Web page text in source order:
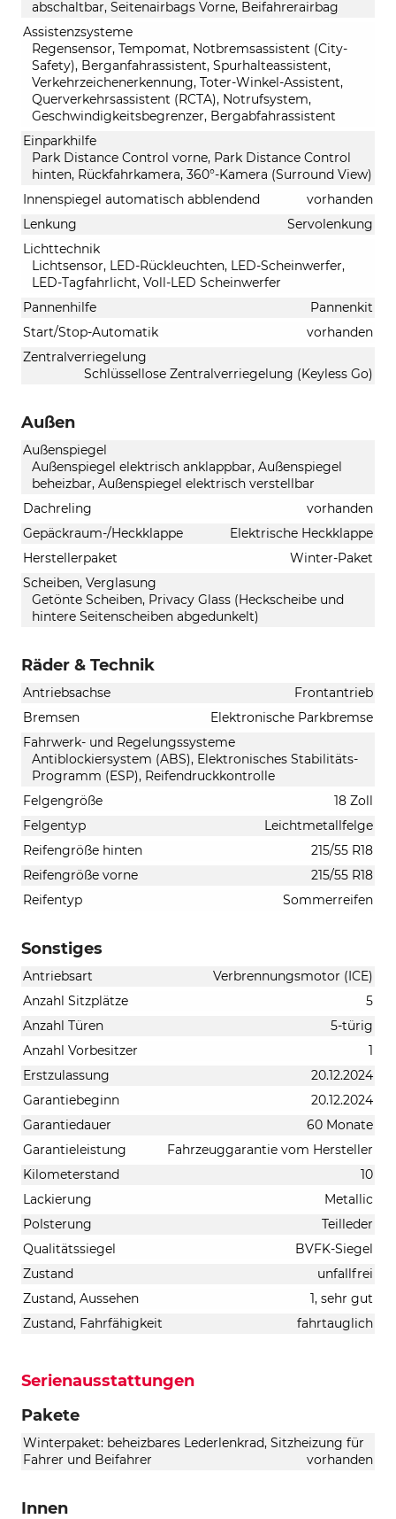
abschaltbar, Seitenairbags Vorne, Beifahrerairbag
Assistenzsysteme
Regensensor, Tempomat, Notbremsassistent (City-
Safety), Berganfahrassistent, Spurhalteassistent,
Verkehrzeichenerkennung, Toter-Winkel-Assistent,
Querverkehrsassistent (RCTA), Notrufsystem,
Geschwindigkeitsbegrenzer, Bergabfahrassistent
Einparkhilfe
Park Distance Control vorne, Park Distance Control
hinten, Rückfahrkamera, 360°-Kamera (Surround View)
Innenspiegel automatisch abblendend
vorhanden
Lenkung
Servolenkung
Lichttechnik
Lichtsensor, LED-Rückleuchten, LED-Scheinwerfer,
LED-Tagfahrlicht, Voll-LED Scheinwerfer
Pannenhilfe
Pannenkit
Start/Stop-Automatik
vorhanden
Zentralverriegelung
Schlüssellose Zentralverriegelung (Keyless Go)
Außen
Außenspiegel
Außenspiegel elektrisch anklappbar, Außenspiegel
beheizbar, Außenspiegel elektrisch verstellbar
Dachreling
vorhanden
Gepäckraum-/Heckklappe
Elektrische Heckklappe
Herstellerpaket
Winter-Paket
Scheiben, Verglasung
Getönte Scheiben, Privacy Glass (Heckscheibe und
hintere Seitenscheiben abgedunkelt)
Räder & Technik
Antriebsachse
Frontantrieb
Bremsen
Elektronische Parkbremse
Fahrwerk- und Regelungssysteme
Antiblockiersystem (ABS), Elektronisches Stabilitäts-
Programm (ESP), Reifendruckkontrolle
Felgengröße
18 Zoll
Felgentyp
Leichtmetallfelge
Reifengröße hinten
215/55 R18
Reifengröße vorne
215/55 R18
Reifentyp
Sommerreifen
Sonstiges
Antriebsart
Verbrennungsmotor (ICE)
Anzahl Sitzplätze
5
Anzahl Türen
5-türig
Anzahl Vorbesitzer
1
Erstzulassung
20.12.2024
Garantiebeginn
20.12.2024
Garantiedauer
60 Monate
Garantieleistung
Fahrzeuggarantie vom Hersteller
Kilometerstand
10
Lackierung
Metallic
Polsterung
Teilleder
Qualitätssiegel
BVFK-Siegel
Zustand
unfallfrei
Zustand, Aussehen
1, sehr gut
Zustand, Fahrfähigkeit
fahrtauglich
Serienausstattungen
Pakete
Winterpaket: beheizbares Lederlenkrad, Sitzheizung für
Fahrer und Beifahrer
vorhanden
Innen